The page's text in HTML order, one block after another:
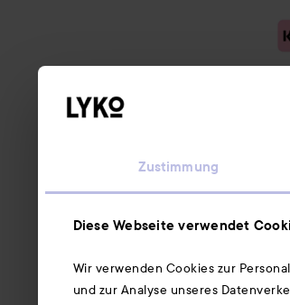
Zustimmung
Diese Webseite verwendet
Wir verwenden Cookies zur
und zur Analyse unseres